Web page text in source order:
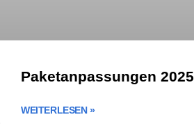
Paketanpassungen 2025
WEITERLESEN »